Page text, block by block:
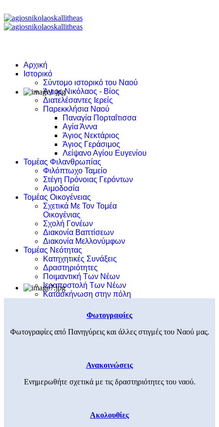
Αρχική
Ιστορικό
Σύντομο ιστορικό του Ναού
Άγιος Νικόλαος - Βίος
Διατελέσαντες Ιερείς
Παρεκκλήσια Ναού
Παναγία Πορταΐτισσα
Αγία Άννα
Άγιος Νεκτάριος
Άγιος Γεράσιμος
Λείψανο Αγίου Ευγενίου
Τομέας Φιλανθρωπίας
Φιλόπτωχο Ταμείο
Στέγη Πρόνοιας Γερόντων
Αιμοδοσία
Τομέας Οικογένειας
Σχετικά Με Τον Τομέα
Οικογένιας
Σχολή Γονέων
Διακονία Βαπτίσεων
Διακονία Μελλονύμφων
Τομέας Νεότητας
Κατηχητικές Συνάξεις
Δραστηριότητες
Ποιμαντική Των Νέων
Ιεραποστολή Των Νέων
Κατασκήνωση στην πόλη
Φωτογραφίες
Φωτογραφίες από Πανηγύρεις και άλλες στιγμές του Ναού μας.
Ανακοινώσεις
Ενημερωθήτε σχετικά με τις δραστηριότητες του ναού.
Ακολουθίες